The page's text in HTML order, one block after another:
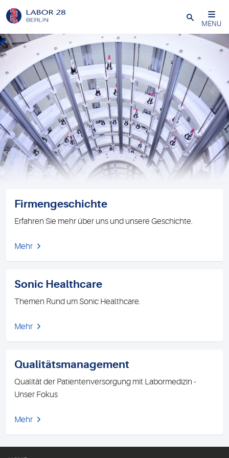
Schließen
MENU
Firmengeschichte
Erfahren Sie mehr über uns und unsere Geschichte.
Mehr
Sonic Healthcare
Themen Rund um Sonic Healthcare.
Mehr
Qualitätsmanagement
Qualität der Patientenversorgung mit Labormedizin -
Unser Fokus
Mehr